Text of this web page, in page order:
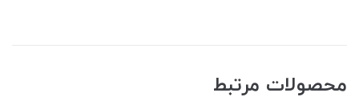
محصولات مرتبط